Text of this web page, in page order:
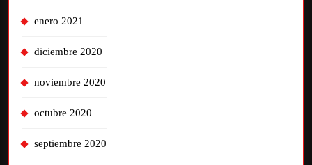
enero 2021
diciembre 2020
noviembre 2020
octubre 2020
septiembre 2020